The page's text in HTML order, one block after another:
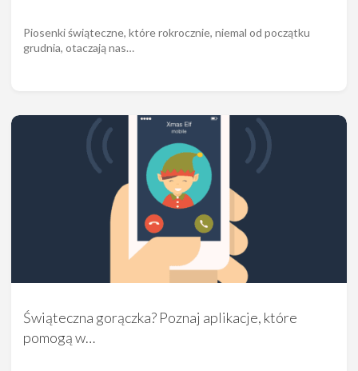
Piosenki świąteczne, które rokrocznie, niemal od początku
grudnia, otaczają nas…
Świąteczna gorączka? Poznaj aplikacje, które
pomogą w…